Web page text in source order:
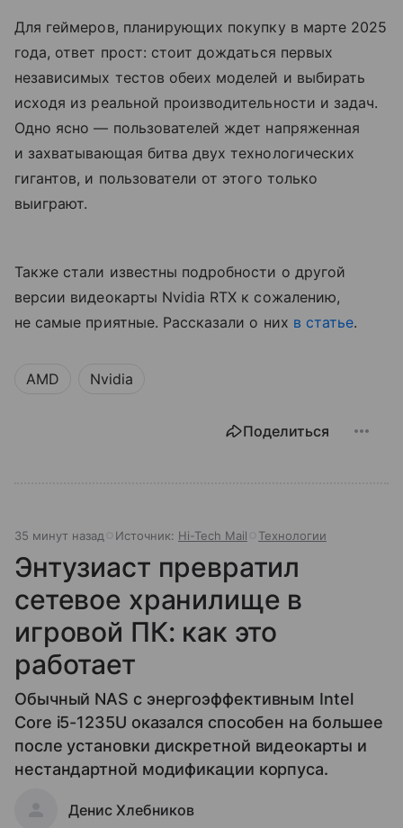
Для геймеров, планирующих покупку в марте 2025
года, ответ прост: стоит дождаться первых
независимых тестов обеих моделей и выбирать
исходя из реальной производительности и задач.
Одно ясно — пользователей ждет напряженная
и захватывающая битва двух технологических
гигантов, и пользователи от этого только
выиграют.
Также стали известны подробности о другой
версии видеокарты Nvidia RTX к сожалению,
не самые приятные. Рассказали о них в статье.
AMD Nvidia
Поделиться
35 минут назад Источник: Hi-Tech Mail Технологии
Энтузиаст превратил
сетевое хранилище в
игровой ПК: как это
работает
Обычный NAS с энергоэффективным Intel
Core i5-1235U оказался способен на большее
после установки дискретной видеокарты и
нестандартной модификации корпуса.
Денис Хлебников